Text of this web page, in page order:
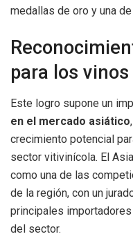
medallas de oro y una de
para los
Este logro supone un
en el mercado asiático
crecimiento potencial
sector vitivinícola. El
como una de las
de la región, con un
principales
del sector.